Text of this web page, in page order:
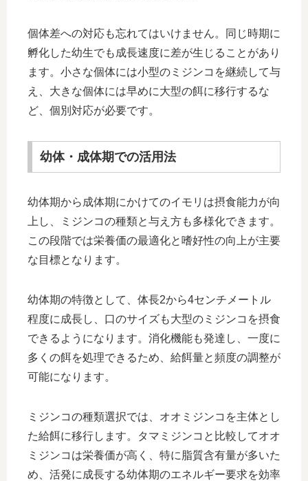
個体差への対応も忘れてはいけません。同じ時期に
孵化した幼生でも成長速度に差が生じることがあり
ます。小さな個体には小型のミジンコを継続して与
え、大きな個体には早めに大型の餌に移行するな
ど、個別対応が必要です。
幼体・成体期での活用法
幼体期から成体期にかけてのイモリは摂食能力が向
上し、ミジンコの種類と与え方も多様化できます。
この段階では栄養価の最適化と嗜好性の向上が主要
な目標となります。
幼体期の特徴として、体長2から4センチメートル
程度に成長し、口のサイズも大型のミジンコを摂食
できるようになります。消化機能も発達し、一度に
多くの餌を処理できるため、給餌量と頻度の調整が
可能になります。
ミジンコの種類選択では、オオミジンコを主体とし
た給餌に移行します。タマミジンコと比較してオオ
ミジンコは栄養価が高く、特に脂質含有量が多いた
め、活発に成長する幼体期のエネルギー要求を効率